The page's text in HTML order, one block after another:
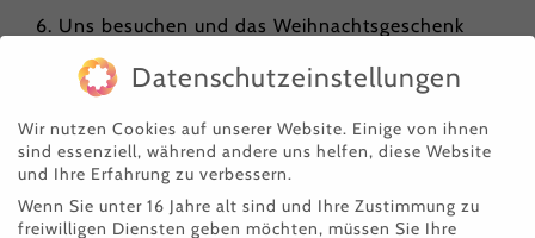
6. Uns besuchen und das Weihnachtsgeschenk
vorbeibringen oder das Packerl per Post schicken
Viel Spaß und Freude beim Schenken
und großes Danke für´s Mitmachen,
Unterstützen & Tiere glücklich machen!
Datenschutzeinstellungen
Wir nutzen Cookies auf unserer Website. Einige von ihnen
sind essenziell, während andere uns helfen, diese Website
und Ihre Erfahrung zu verbessern.
Wenn Sie unter 16 Jahre alt sind und Ihre Zustimmung zu
freiwilligen Diensten geben möchten, müssen Sie Ihre